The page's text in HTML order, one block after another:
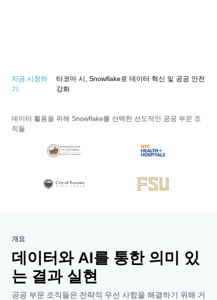
지금 시청하
기:
타코마 시, Snowflake로 데이터 혁신 및 공공 안전
강화
데이터 활용을 위해 Snowflake를 선택한 선도적인 공공 부문 조
직들
개요
데이터와 AI를 통한 의미 있
는 결과 실현
공공 부문 조직들은 전략적 우선 사항을 해결하기 위해 거